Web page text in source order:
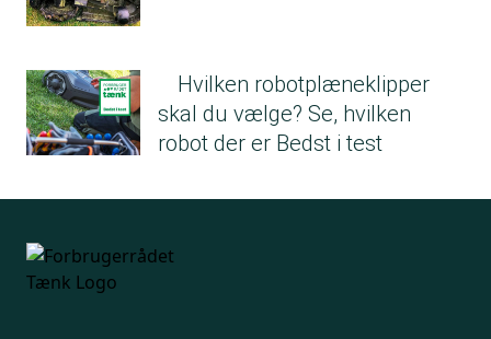
Hvilken robotplæneklipper
skal du vælge? Se, hvilken
robot der er Bedst i test